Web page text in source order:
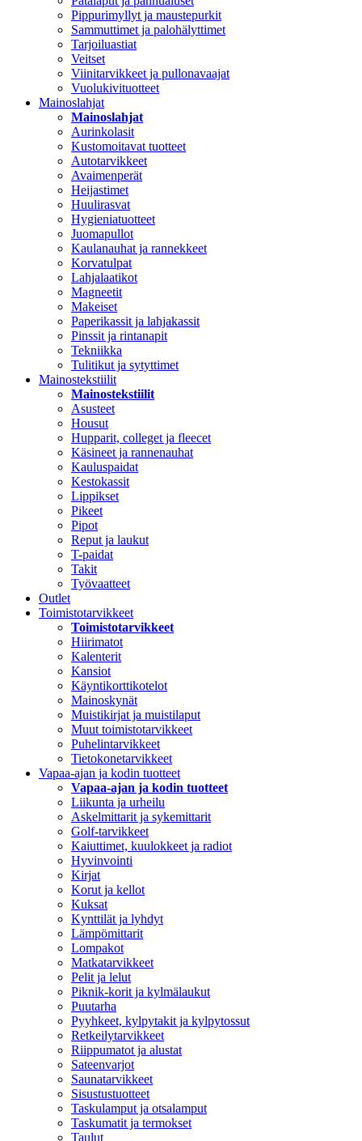
Pippurimyllyt ja maustepurkit
Sammuttimet ja palohälyttimet
Tarjoiluastiat
Veitset
Viinitarvikkeet ja pullonavaajat
Vuolukivituotteet
Mainoslahjat
Mainoslahjat
Aurinkolasit
Kustomoitavat tuotteet
Autotarvikkeet
Avaimenperät
Heijastimet
Huulirasvat
Hygieniatuotteet
Juomapullot
Kaulanauhat ja rannekkeet
Korvatulpat
Lahjalaatikot
Magneetit
Makeiset
Paperikassit ja lahjakassit
Pinssit ja rintanapit
Tekniikka
Tulitikut ja sytyttimet
Mainostekstiilit
Mainostekstiilit
Asusteet
Housut
Hupparit, colleget ja fleecet
Käsineet ja rannenauhat
Kauluspaidat
Kestokassit
Lippikset
Pikeet
Pipot
Reput ja laukut
T-paidat
Takit
Työvaatteet
Outlet
Toimistotarvikkeet
Toimistotarvikkeet
Hiirimatot
Kalenterit
Kansiot
Käyntikorttikotelot
Mainoskynät
Muistikirjat ja muistilaput
Muut toimistotarvikkeet
Puhelintarvikkeet
Tietokonetarvikkeet
Vapaa-ajan ja kodin tuotteet
Vapaa-ajan ja kodin tuotteet
Liikunta ja urheilu
Askelmittarit ja sykemittarit
Golf-tarvikkeet
Kaiuttimet, kuulokkeet ja radiot
Hyvinvointi
Kirjat
Korut ja kellot
Kuksat
Kynttilät ja lyhdyt
Lämpömittarit
Lompakot
Matkatarvikkeet
Pelit ja lelut
Piknik-korit ja kylmälaukut
Puutarha
Pyyhkeet, kylpytakit ja kylpytossut
Retkeilytarvikkeet
Riippumatot ja alustat
Sateenvarjot
Saunatarvikkeet
Sisustustuotteet
Taskulamput ja otsalamput
Taskumatit ja termokset
Taulut